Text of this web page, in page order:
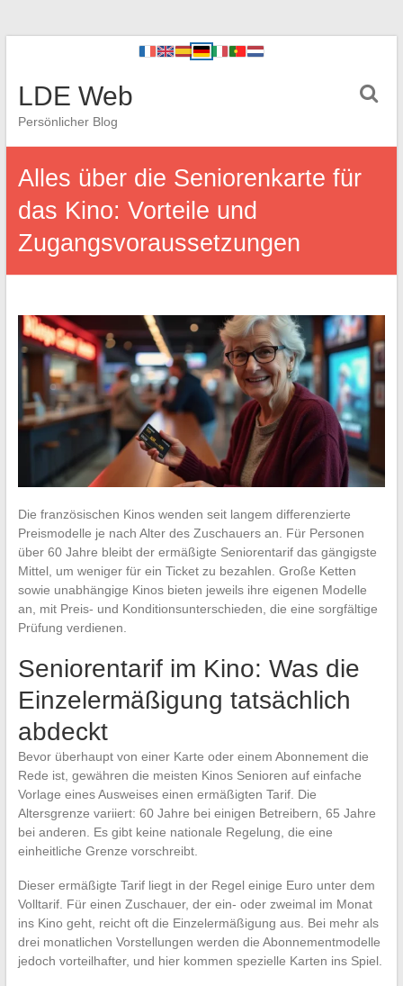
LDE Web
Persönlicher Blog
Alles über die Seniorenkarte für
das Kino: Vorteile und
Zugangsvoraussetzungen
Die französischen Kinos wenden seit langem differenzierte
Preismodelle je nach Alter des Zuschauers an. Für Personen
über 60 Jahre bleibt der ermäßigte Seniorentarif das gängigste
Mittel, um weniger für ein Ticket zu bezahlen. Große Ketten
sowie unabhängige Kinos bieten jeweils ihre eigenen Modelle
an, mit Preis- und Konditionsunterschieden, die eine sorgfältige
Prüfung verdienen.
Seniorentarif im Kino: Was die
Einzelermäßigung tatsächlich
abdeckt
Bevor überhaupt von einer Karte oder einem Abonnement die
Rede ist, gewähren die meisten Kinos Senioren auf einfache
Vorlage eines Ausweises einen ermäßigten Tarif. Die
Altersgrenze variiert: 60 Jahre bei einigen Betreibern, 65 Jahre
bei anderen. Es gibt keine nationale Regelung, die eine
einheitliche Grenze vorschreibt.
Dieser ermäßigte Tarif liegt in der Regel einige Euro unter dem
Volltarif. Für einen Zuschauer, der ein- oder zweimal im Monat
ins Kino geht, reicht oft die Einzelermäßigung aus. Bei mehr als
drei monatlichen Vorstellungen werden die Abonnementmodelle
jedoch vorteilhafter, und hier kommen spezielle Karten ins Spiel.